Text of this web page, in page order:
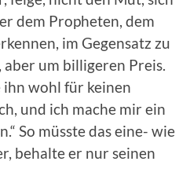
dem Propheten, dem
im Gegensatz zu
um billigeren Preis.
ihn wohl für keinen
und ich mache mir ein
So müsste das eine- wie
behalte er nur seinen